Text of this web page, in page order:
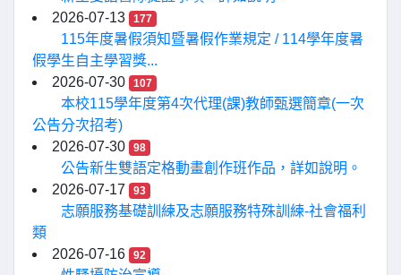
2026-07-13
177
115年度暑假須知暨暑假作業規定 / 114學年度暑
假學生自主學習獎...
2026-07-30
107
本校115學年度第4次代理(課)教師甄選簡章(一次
公告分次招考)
2026-07-30
98
公告新生雙語定格動畫創作班作品，詳如說明。
2026-07-17
93
志願服務基礎訓練及志願服務特殊訓練-社會福利
類
2026-07-16
92